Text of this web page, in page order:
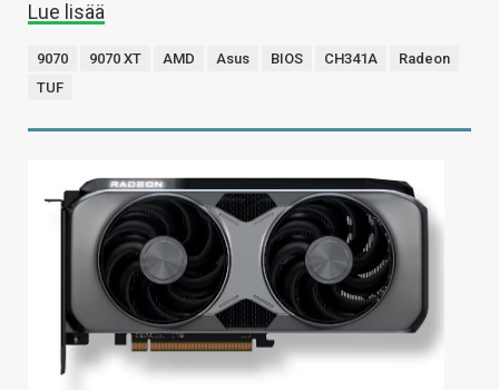
Lue lisää
9070 9070 XT AMD Asus BIOS CH341A
Radeon
TUF